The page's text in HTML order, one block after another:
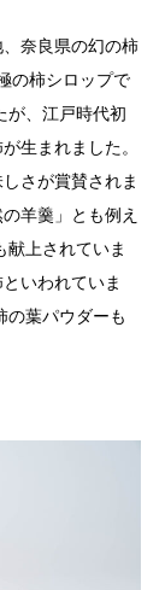
奈良県の幻の柿
の柿シロップで
が、江戸時代初
生まれました。
さが賞賛されま
羊羹」とも例え
献上されていま
いわれていま
の葉パウダーも